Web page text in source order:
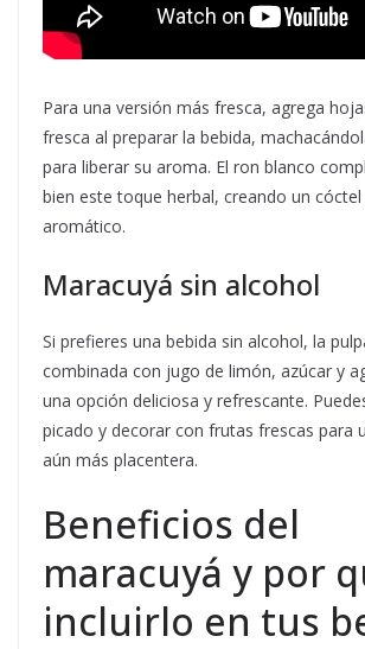
Para una versión más fresca, agrega
fresca al preparar la bebida,
para liberar su aroma. El ron blanco
bien este toque herbal, creando un
aromático.
Maracuyá sin alcohol
Si prefieres una bebida sin alcohol, la
combinada con jugo de limón, azúcar y
una opción deliciosa y refrescante.
picado y decorar con frutas frescas para
aún más placentera.
Beneficios del
maracuyá y por
incluirlo en tus